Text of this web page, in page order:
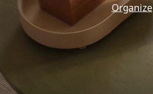
Organize